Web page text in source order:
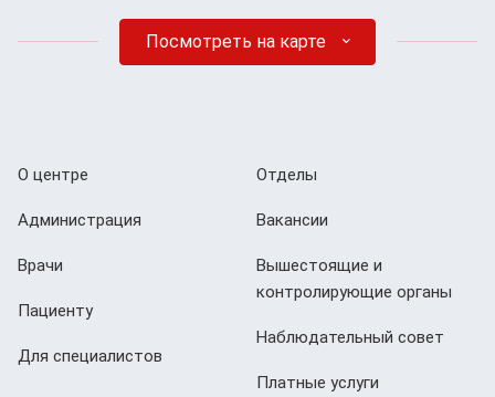
Посмотреть на карте
О центре
Администрация
Врачи
Пациенту
Для специалистов
Отделы
Вакансии
Вышестоящие и
контролирующие органы
Наблюдательный совет
Платные услуги